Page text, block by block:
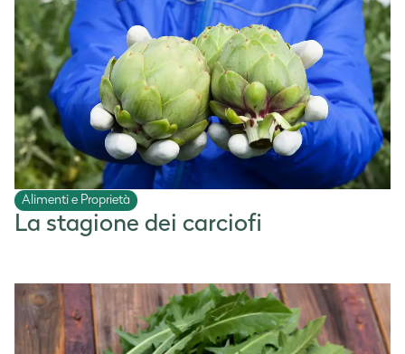
Alimenti e Proprietà
La stagione dei carciofi